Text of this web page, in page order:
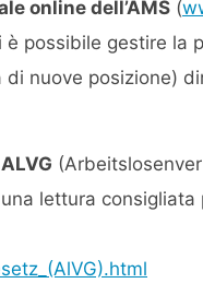
online dell’AMS (
è possibile gestire la
nuove posizione)
ALVG
lettura consigliata